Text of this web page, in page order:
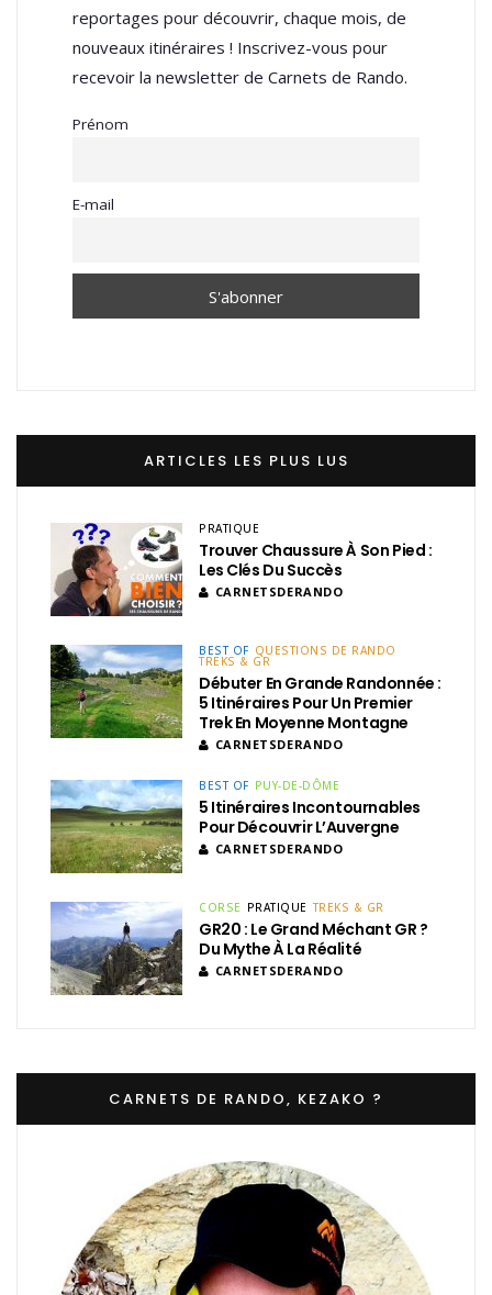
reportages pour découvrir, chaque mois, de
nouveaux itinéraires ! Inscrivez-vous pour
recevoir la newsletter de Carnets de Rando.
Prénom
E-mail
ARTICLES LES PLUS LUS
PRATIQUE
Trouver Chaussure À Son Pied :
Les Clés Du Succès
CARNETSDERANDO
BEST OF QUESTIONS DE RANDO
TREKS & GR
Débuter En Grande Randonnée :
5 Itinéraires Pour Un Premier
Trek En Moyenne Montagne
CARNETSDERANDO
BEST OF PUY-DE-DÔME
5 Itinéraires Incontournables
Pour Découvrir L’Auvergne
CARNETSDERANDO
CORSE PRATIQUE TREKS & GR
GR20 : Le Grand Méchant GR ?
Du Mythe À La Réalité
CARNETSDERANDO
CARNETS DE RANDO, KEZAKO ?